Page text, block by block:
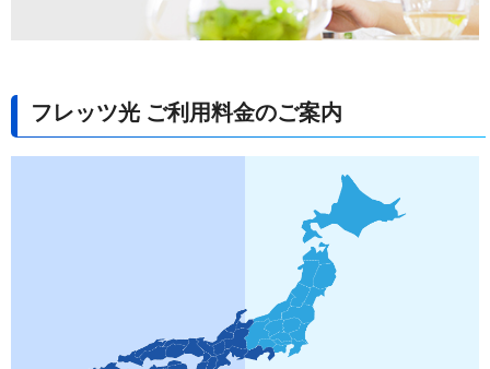
フレッツ光 ご利用料金のご案内